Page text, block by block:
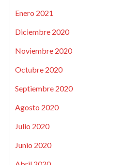
Enero 2021
Diciembre 2020
Noviembre 2020
Octubre 2020
Septiembre 2020
Agosto 2020
Julio 2020
Junio 2020